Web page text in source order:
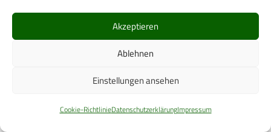
Akzeptieren
Ablehnen
Einstellungen ansehen
Cookie-RichtlinieDatenschutzerklärungImpressum